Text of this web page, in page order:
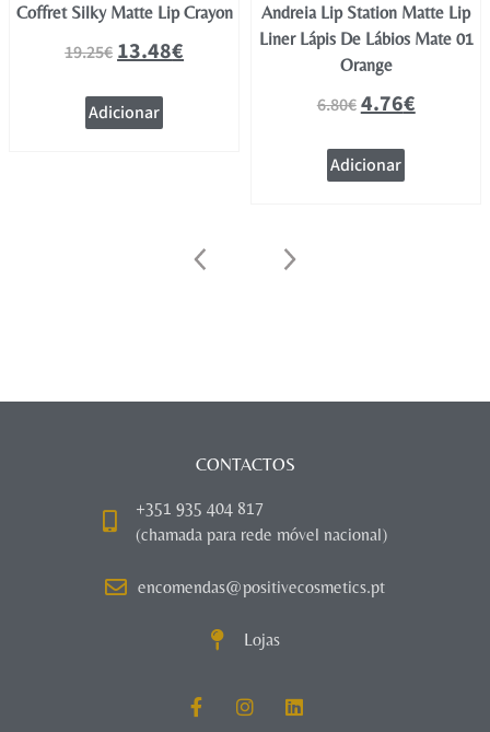
Coffret Silky Matte Lip Crayon
19.25€13.48€
Adicionar
Andreia Lip Station Matte Lip
Liner Lápis De Lábios Mate 01
Orange
6.80€4.76€
Adicionar
CONTACTOS
+351 935 404 817
(chamada para rede móvel nacional)
encomendas@positivecosmetics.pt
Lojas